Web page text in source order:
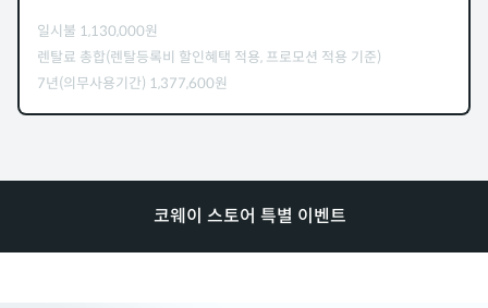
일시불 1,130,000원
렌탈료 총합(렌탈등록비 할인혜택 적용, 프로모션 적용 기준)
7년(의무사용기간) 1,377,600원
코웨이 스토어 특별 이벤트